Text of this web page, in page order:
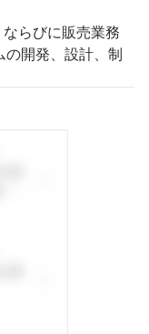
らびに販売業務
の開発、設計、制